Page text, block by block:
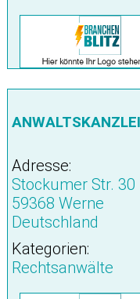
Adresse:
Stockumer Str. 30
59368 Werne
Deutschland
Kategorien:
Rechtsanwälte